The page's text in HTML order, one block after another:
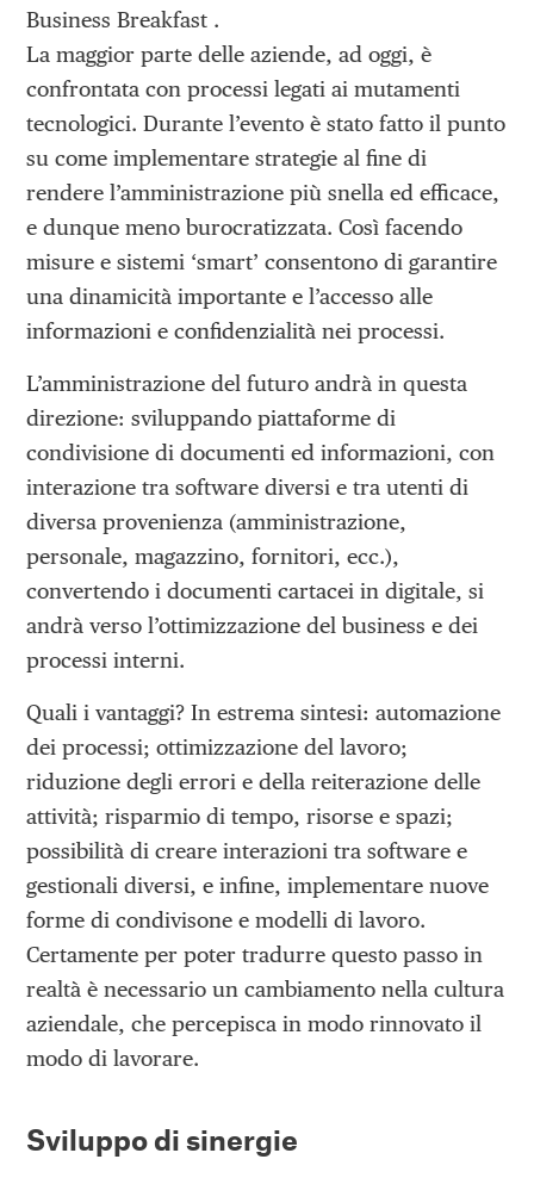
Business Breakfast .
La maggior parte delle aziende, ad oggi, è
confrontata con processi legati ai mutamenti
tecnologici. Durante l’evento è stato fatto il punto
su come implementare strategie al fine di
rendere l’amministrazione più snella ed efficace,
e dunque meno burocratizzata. Così facendo
misure e sistemi ‘smart’ consentono di garantire
una dinamicità importante e l’accesso alle
informazioni e confidenzialità nei processi.
L’amministrazione del futuro andrà in questa
direzione: sviluppando piattaforme di
condivisione di documenti ed informazioni, con
interazione tra software diversi e tra utenti di
diversa provenienza (amministrazione,
personale, magazzino, fornitori, ecc.),
convertendo i documenti cartacei in digitale, si
andrà verso l’ottimizzazione del business e dei
processi interni.
Quali i vantaggi? In estrema sintesi: automazione
dei processi; ottimizzazione del lavoro;
riduzione degli errori e della reiterazione delle
attività; risparmio di tempo, risorse e spazi;
possibilità di creare interazioni tra software e
gestionali diversi, e infine, implementare nuove
forme di condivisone e modelli di lavoro.
Certamente per poter tradurre questo passo in
realtà è necessario un cambiamento nella cultura
aziendale, che percepisca in modo rinnovato il
modo di lavorare.
Sviluppo di sinergie